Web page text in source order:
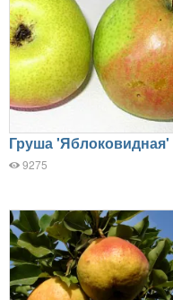
Груша 'Яблоковидная'
9275